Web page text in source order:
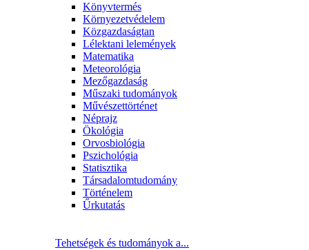
Könyvtermés
Környezetvédelem
Közgazdaságtan
Lélektani lelemények
Matematika
Meteorológia
Mezőgazdaság
Műszaki tudományok
Művészettörténet
Néprajz
Ökológia
Orvosbiológia
Pszichológia
Statisztika
Társadalomtudomány
Történelem
Űrkutatás
Tehetségek és tudományok a...